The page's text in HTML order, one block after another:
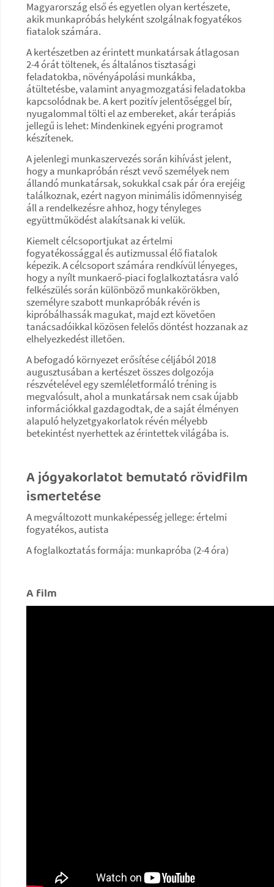
Magyarország első és egyetlen olyan kertészete,
akik munkapróbás helyként szolgálnak fogyatékos
fiatalok számára.
A kertészetben az érintett munkatársak átlagosan
2-4 órát töltenek, és általános tisztasági
feladatokba, növényápolási munkákba,
átültetésbe, valamint anyagmozgatási feladatokba
kapcsolódnak be. A kert pozitív jelentőséggel bír,
nyugalommal tölti el az embereket, akár terápiás
jellegű is lehet: Mindenkinek egyéni programot
készítenek.
A jelenlegi munkaszervezés során kihívást jelent,
hogy a munkapróbán részt vevő személyek nem
állandó munkatársak, sokukkal csak pár óra erejéig
találkoznak, ezért nagyon minimális időmennyiség
áll a rendelkezésre ahhoz, hogy tényleges
együttműködést alakítsanak ki velük.
Kiemelt célcsoportjukat az értelmi
fogyatékossággal és autizmussal élő fiatalok
képezik. A célcsoport számára rendkívül lényeges,
hogy a nyílt munkaerő-piaci foglalkoztatásra való
felkészülés során különböző munkakörökben,
személyre szabott munkapróbák révén is
kipróbálhassák magukat, majd ezt követően
tanácsadóikkal közösen felelős döntést hozzanak az
elhelyezkedést illetően.
A befogadó környezet erősítése céljából 2018
augusztusában a kertészet összes dolgozója
részvételével egy szemléletformáló tréning is
megvalósult, ahol a munkatársak nem csak újabb
információkkal gazdagodtak, de a saját élményen
alapuló helyzetgyakorlatok révén mélyebb
betekintést nyerhettek az érintettek világába is.
A jógyakorlatot bemutató rövidfilm
ismertetése
A megváltozott munkaképesség jellege: értelmi
fogyatékos, autista
A foglalkoztatás formája: munkapróba (2-4 óra)
A film